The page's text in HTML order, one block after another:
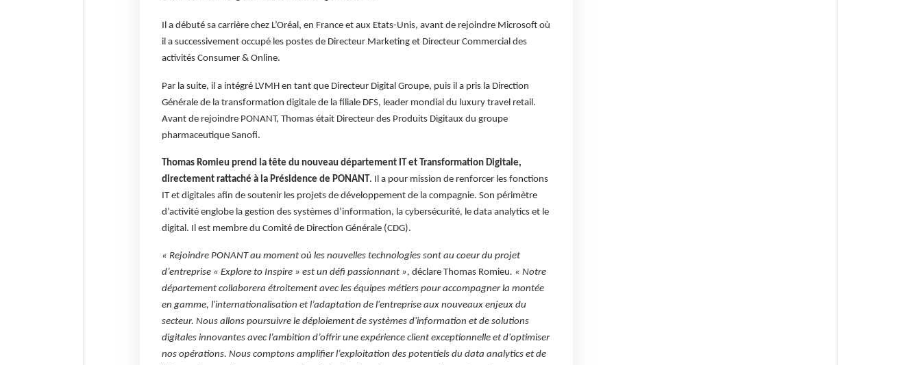
Il a débuté sa carrière chez L’Oréal, en France et aux Etats-Unis, avant de rejoindre Microsoft où
il a successivement occupé les postes de Directeur Marketing et Directeur Commercial des
activités Consumer & Online.
Par la suite, il a intégré LVMH en tant que Directeur Digital Groupe, puis il a pris la Direction
Générale de la transformation digitale de la filiale DFS, leader mondial du luxury travel retail.
Avant de rejoindre PONANT, Thomas était Directeur des Produits Digitaux du groupe
pharmaceutique Sanofi.
Thomas Romieu prend la tête du nouveau département IT et Transformation Digitale,
directement rattaché à la Présidence de PONANT . Il a pour mission de renforcer les fonctions
IT et digitales afin de soutenir les projets de développement de la compagnie. Son périmètre
d’activité englobe la gestion des systèmes d’information, la cybersécurité, le data analytics et le
digital. Il est membre du Comité de Direction Générale (CDG).
« Rejoindre PONANT au moment où les nouvelles technologies sont au coeur du projet
d’entreprise « Explore to Inspire » est un défi passionnant », déclare Thomas Romieu. « Notre
département collaborera étroitement avec les équipes métiers pour accompagner la montée
en gamme, l'internationalisation et l’adaptation de l'entreprise aux nouveaux enjeux du
secteur. Nous allons poursuivre le déploiement de systèmes d'information et de solutions
digitales innovantes avec l’ambition d’offrir une expérience client exceptionnelle et d'optimiser
nos opérations. Nous comptons amplifier l’exploitation des potentiels du data analytics et de